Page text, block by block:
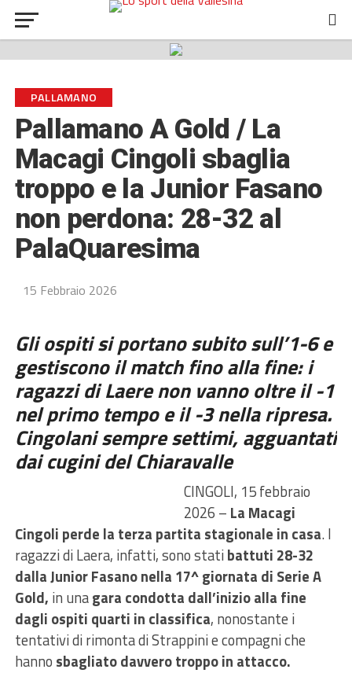
PALLAMANO
Pallamano A Gold / La
Macagi Cingoli sbaglia
troppo e la Junior Fasano
non perdona: 28-32 al
PalaQuaresima
15 Febbraio 2026
Gli ospiti si portano subito sull’1-6 e
gestiscono il match fino alla fine: i
ragazzi di Laere non vanno oltre il -1
nel primo tempo e il -3 nella ripresa.
Cingolani sempre settimi, agguantati
dai cugini del Chiaravalle
CINGOLI, 15 febbraio
2026 – La Macagi
Cingoli perde la terza partita stagionale in casa. I
ragazzi di Laera, infatti, sono statibattuti 28-32
dalla Junior Fasano nella 17^ giornata di Serie A
Gold, in unagara condotta dall’inizio alla fine
dagli ospiti quarti in classifica, nonostante i
tentativi di rimonta di Strappini e compagni che
hanno sbagliato davvero troppo in attacco.